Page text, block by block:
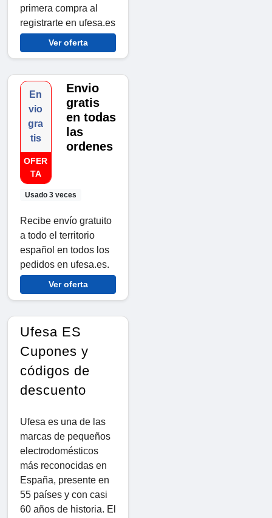
primera compra al
registrarte en ufesa.es
Ver oferta
En
vio
gra
tis
OFER
TA
Usado 3 veces
Envio
gratis
en todas
las
ordenes
Recibe envío gratuito
a todo el territorio
español en todos los
pedidos en ufesa.es.
Ver oferta
Ufesa ES
Cupones y
códigos de
descuento
Ufesa es una de las
marcas de pequeños
electrodomésticos
más reconocidas en
España, presente en
55 países y con casi
60 años de historia. El